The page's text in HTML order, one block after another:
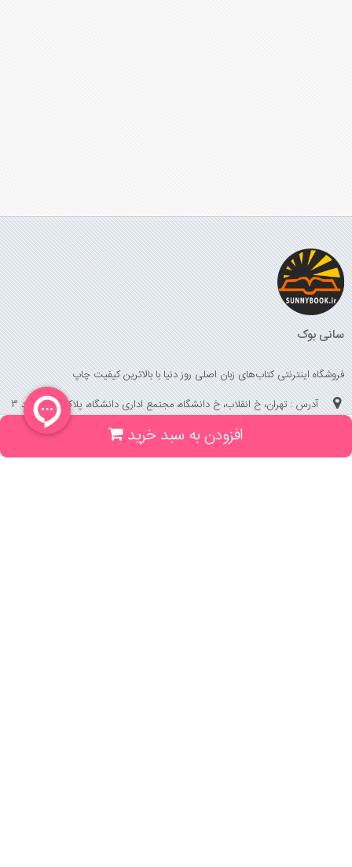
افزودن به سبد خرید
سانی بوک
فروشگاه اینترنتی کتاب‌های زبان اصلی روز دنیا با بالاترین کیفیت چاپ
آدرس : تهران، خ انقلاب، خ دانشگاه، مجتمع اداری دانشگاه، پلاک 158 واحد 3
(جهت خرید حضوری، تلفنی ، پیگیری سفارشات سایت با شماره تلفن 02166175070
تماس حاصل فرمایید)